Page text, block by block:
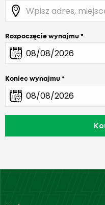
Rozpoczęcie wynajmu
Koniec wynajmu